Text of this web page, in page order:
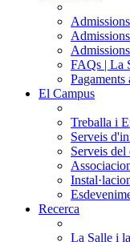
FAQs | La
El Campus
Treballa i
Serveis
Serveis del
Recerca
La Salle i